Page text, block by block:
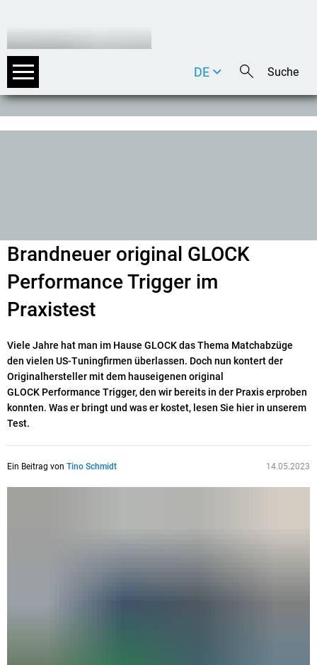
DE
EN
Brandneuer original GLOCK
Performance Trigger im
Praxistest
Viele Jahre hat man im Hause GLOCK das Thema Matchabzüge
den vielen US-Tuningfirmen überlassen. Doch nun kontert der
Originalhersteller mit dem hauseigenen original
GLOCK Performance Trigger, den wir bereits in der Praxis erproben
konnten. Was er bringt und was er kostet, lesen Sie hier in unserem
Test.
Ein Beitrag von Tino Schmidt 14.05.2023